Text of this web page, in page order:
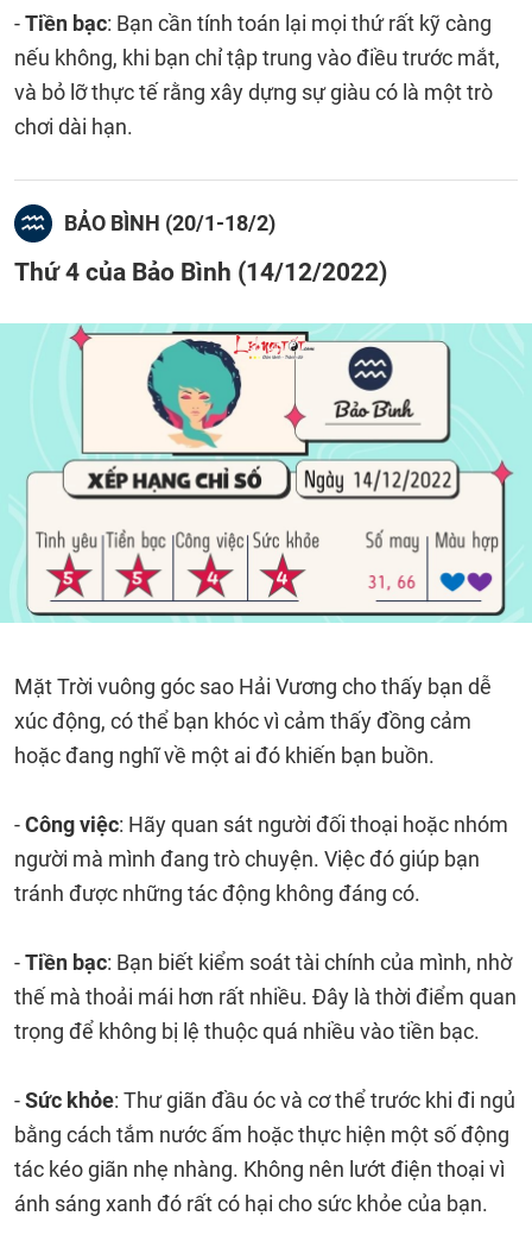
-Tiền bạc: Bạn cần tính toán lại mọi thứ rất kỹ càng
nếu không, khi bạn chỉ tập trung vào điều trước mắt,
và bỏ lỡ thực tế rằng xây dựng sự giàu có là một trò
chơi dài hạn.
BẢO BÌNH (20/1-18/2)
Thứ 4 của Bảo Bình (14/12/2022)
Mặt Trời vuông góc sao Hải Vương cho thấy bạn dễ
xúc động, có thể bạn khóc vì cảm thấy đồng cảm
hoặc đang nghĩ về một ai đó khiến bạn buồn.
-Công việc: Hãy quan sát người đối thoại hoặc nhóm
người mà mình đang trò chuyện. Việc đó giúp bạn
tránh được những tác động không đáng có.
-Tiền bạc: Bạn biết kiểm soát tài chính của mình, nhờ
thế mà thoải mái hơn rất nhiều. Đây là thời điểm quan
trọng để không bị lệ thuộc quá nhiều vào tiền bạc.
-Sức khỏe: Thư giãn đầu óc và cơ thể trước khi đi ngủ
bằng cách tắm nước ấm hoặc thực hiện một số động
tác kéo giãn nhẹ nhàng. Không nên lướt điện thoại vì
ánh sáng xanh đó rất có hại cho sức khỏe của bạn.